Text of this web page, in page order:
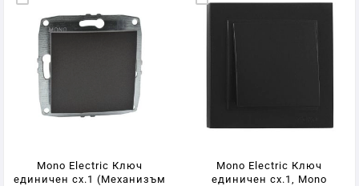
Mono Electric Ключ
единичен сх.1 (Механизъм
Mono Electric Ключ
единичен сх.1, Mono